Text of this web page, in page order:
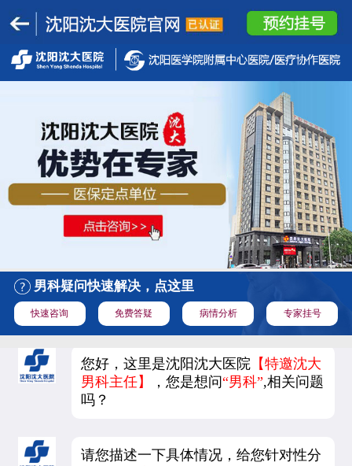
男科疑问快速解决，点这里
快速咨询 免费答疑 病情分析 专家挂号
您好，这里是沈阳沈大医院 【特邀沈大
男科主任】
，您是想问“男科”,相关问题
吗？
请您描述一下具体情况，给您针对性分